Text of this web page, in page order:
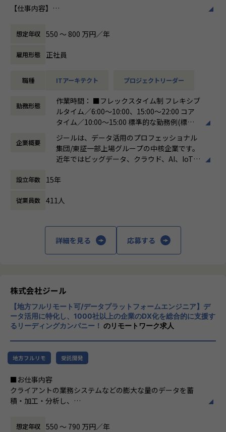
員全員が燃える会社」を目指しています。理
展する企業です。そして、社員全員が燃え続
ます。お客様に対する長期的な貢献を果たす
【仕事内容】
するため、ビックデータの活用支援を行います。データ蓄
積・加工・分析し、経営層の意思決定に活用する BI(Busines
s Intelligence）やAzure、AWS、GCPなどのクラウド、AI、
機械学習などを含むデータプラットフォームの導入から実行
ィスにて事業、そして組織拡大に貢献いただきたいと考えて
●直案件が多く、エンドユーザー様とのやり取りも多く発生
します。クライアントの要望に沿ったデータプラットフォー
ムの企画、設計、実装まで、プロジェクトに一気通貫で関わ
って頂きます。
●主に要件定義からテストまでお任せします。開発だけでな
のコミュニケーション能力など、幅広い経験に基づくスキル
●エンドユーザー様と直接やり取りをする立場であり、要件
【ポジションの魅力】
●北海道拠点でも顧客は東京本社と同様で、大手企業を中心
とした企業様のデータやDX推進に触れる機会も多く、東京で
【募集背景】
ジールの成長拡大、そして市場の成長性にこたえるための採
用になります。働く地域を理由とした就業の制限をなくし、
りつつ、大手企業のデータプラットフォーム案件の中核とな
【業務の変更の範囲】
適正に応じて、会社の指示する業務への異動を命じることが
想定年収 550 〜 800 万円／年
雇用形態 正社員
職種 ITアーキテクト プロジェクトリーダー
勤務形態
作業時間： ■フレックスタイム制 フレキシブ
ルタイム／6:00～10:00、15:00～22:00 コア
タイム／10:00～15:00 標準的な勤務例(標準
労働時間)／9:00～18:00
働き方：フレックス制（コアタイムあり）
時間外労働の有無： 有（月平均19時間）
休憩時間： 60分
企業概要
ジールは、データ活用のプロフェッショナル
集団/東証一部上場グループの中核企業です。
近年ではビッグデータ、クラウド、AI、IoTを
する立場にスコープを拡張しています。
顧客の大半は大手企業となっており、30年以
■Mission：専門性と技術力、高度な分析ノ
ズに応えるため、私たちは「プロフェッショ
ナルサービスの大衆化」をミッションとして
掲げております。高い専門性を持った技術
力、深い経験から得られた多様性のある高度
な分析力をハイクオリティ＆ローコストで提
供することで、企業の競争優位確保に貢献す
ることを私たちは使命としております。
造」を掲げて、理想企業の創造に向け、「社
員全員が燃える会社」を目指しています。理
展する企業です。そして、社員全員が燃え続
設立年数 15年
従業員数 411人
詳細を見る 応募する
株式会社ジール
【地方フルリモート可/データプラットフォームエンジニア】デ
ータ活用に特化し、1000社以上の企業のDX化を総合的に支援す
るリーディングカンパニー！ のリモートワーク求人
地方フルリモ 受託開発
■お仕事内容
クライアントの業務システムなどの膨大な量のデータを蓄
積・加工・分析し、
含むデータプラットフォームの導入から実行支援までを行っ
想定年収 550 〜 790 万円／年